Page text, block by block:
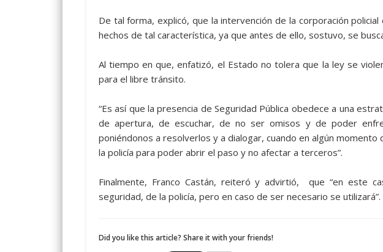
De tal forma, explicó, que la intervención de la corporación
hechos de tal característica, ya que antes de ello, sostuvo, se
Al tiempo en que, enfatizó, el Estado no tolera que la ley se
para el libre tránsito.
“Es así que la presencia de Seguridad Pública obedece a una
de apertura, de escuchar, de no ser omisos y de poder
poniéndonos a resolverlos y a dialogar, cuando en algún
la policía para poder abrir el paso y no afectar a terceros”.
Finalmente, Franco Castán, reiteró y advirtió, que “en este
seguridad, de la policía, pero en caso de ser necesario se utilizará”.
Did you like this article? Share it with your friends!